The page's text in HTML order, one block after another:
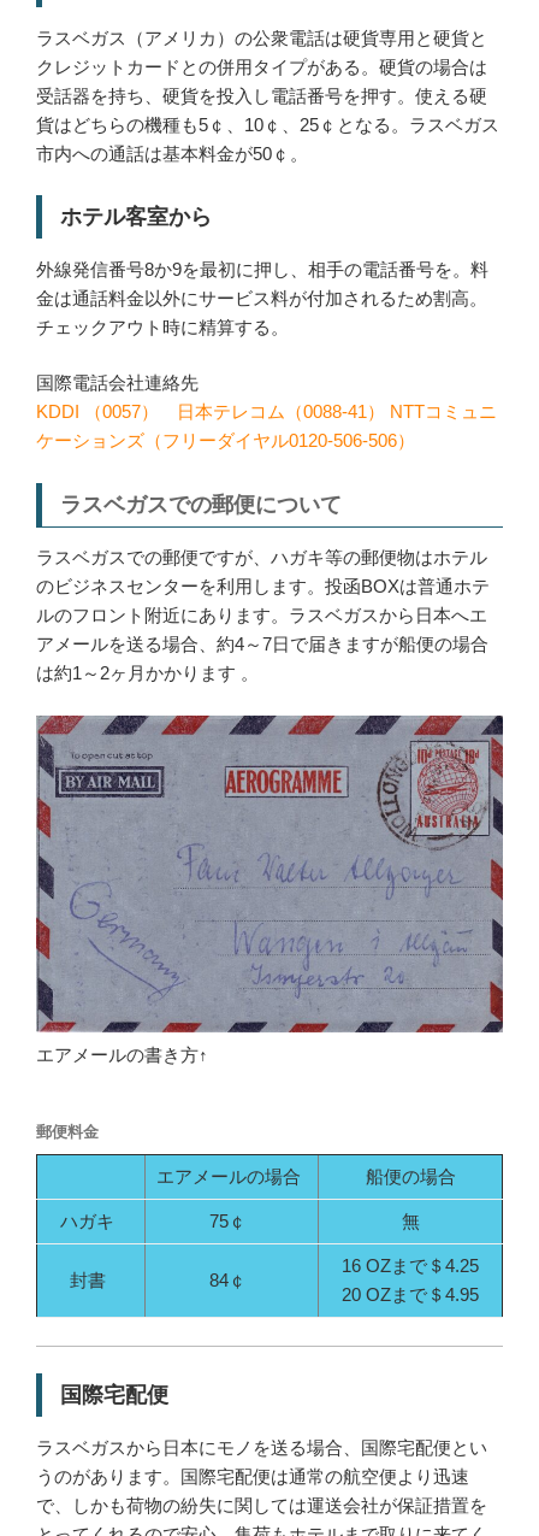
ラスベガス（アメリカ）の公衆電話は硬貨専用と硬貨と
クレジットカードとの併用タイプがある。硬貨の場合は
受話器を持ち、硬貨を投入し電話番号を押す。使える硬
貨はどちらの機種も5￠、10￠、25￠となる。ラスベガス
市内への通話は基本料金が50￠。
ホテル客室から
外線発信番号8か9を最初に押し、相手の電話番号を。料
金は通話料金以外にサービス料が付加されるため割高。
チェックアウト時に精算する。
国際電話会社連絡先
KDDI （0057） 日本テレコム（0088-41） NTTコミュニ
ケーションズ（フリーダイヤル0120-506-506）
ラスベガスでの郵便について
ラスベガスでの郵便ですが、ハガキ等の郵便物はホテル
のビジネスセンターを利用します。投函BOXは普通ホテ
ルのフロント附近にあります。ラスベガスから日本へエ
アメールを送る場合、約4～7日で届きますが船便の場合
は約1～2ヶ月かかります 。
エアメールの書き方↑
郵便料金
エアメールの場合 船便の場合
ハガキ 75￠ 無
封書 84￠
16 OZまで＄4.25
20 OZまで＄4.95
国際宅配便
ラスベガスから日本にモノを送る場合、国際宅配便とい
うのがあります。国際宅配便は通常の航空便より迅速
で、しかも荷物の紛失に関しては運送会社が保証措置を